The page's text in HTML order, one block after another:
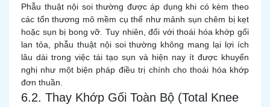
Phẫu thuật nội soi thường được áp dụng khi có kèm theo
các tổn thương mô mềm cụ thể như mảnh sụn chêm bị kẹt
hoặc sụn bị bong vỡ. Tuy nhiên, đối với thoái hóa khớp gối
lan tỏa, phẫu thuật nội soi thường không mang lại lợi ích
lâu dài trong việc tái tạo sụn và hiện nay ít được khuyến
nghị như một biện pháp điều trị chính cho thoái hóa khớp
đơn thuần.
6.2. Thay Khớp Gối Toàn Bộ (Total Knee